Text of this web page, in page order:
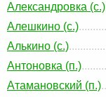
Александровка (с.)
Алешкино (с.)
Алькино (с.)
Антоновка (п.)
Атамановский (п.)